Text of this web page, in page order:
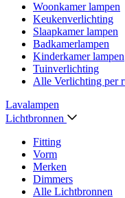
Woonkamer lampen
Keukenverlichting
Slaapkamer lampen
Badkamerlampen
Kinderkamer lampen
Tuinverlichting
Alle Verlichting per
Lavalampen
Lichtbronnen
Fitting
Vorm
Merken
Dimmers
Alle Lichtbronnen